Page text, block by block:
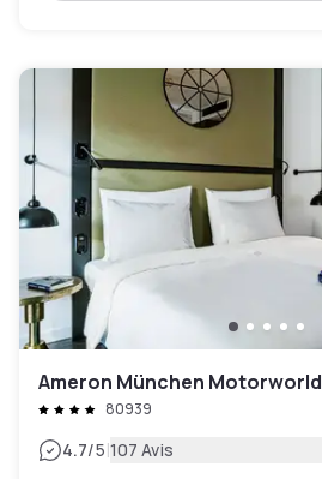
Ameron München Motorworld
80939
4.7/5|107 Avis